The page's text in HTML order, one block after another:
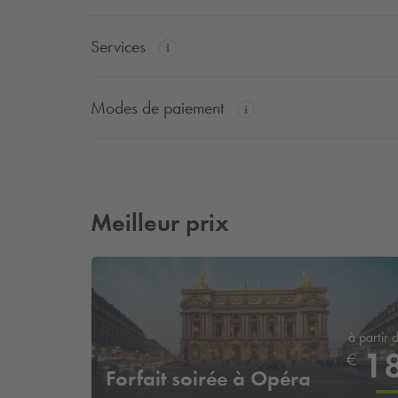
Services
Modes de paiement
Meilleur prix
Forfait soirée à Opéra
à partir
€